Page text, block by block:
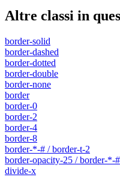
Altre classi in
border-solid
border-dashed
border-dotted
border-double
border-none
border
border-0
border-2
border-4
border-8
border-*-# / border-t-2
border-opacity-25 / border-*-#
divide-x